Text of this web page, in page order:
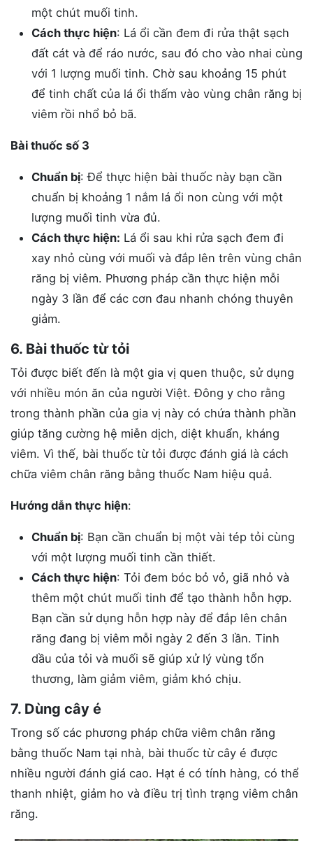
một chút muối tinh.
Cách thực hiện: Lá ổi cần đem đi rửa thật sạch
đất cát và để ráo nước, sau đó cho vào nhai cùng
với 1 lượng muối tinh. Chờ sau khoảng 15 phút
để tinh chất của lá ổi thấm vào vùng chân răng bị
viêm rồi nhổ bỏ bã.
Bài thuốc số 3
Chuẩn bị: Để thực hiện bài thuốc này bạn cần
chuẩn bị khoảng 1 nắm lá ổi non cùng với một
lượng muối tinh vừa đủ.
Cách thực hiện: Lá ổi sau khi rửa sạch đem đi
xay nhỏ cùng với muối và đắp lên trên vùng chân
răng bị viêm. Phương pháp cần thực hiện mỗi
ngày 3 lần để các cơn đau nhanh chóng thuyên
giảm.
6. Bài thuốc từ tỏi
Tỏi được biết đến là một gia vị quen thuộc, sử dụng
với nhiều món ăn của người Việt. Đông y cho rằng
trong thành phần của gia vị này có chứa thành phần
giúp tăng cường hệ miễn dịch, diệt khuẩn, kháng
viêm. Vì thế, bài thuốc từ tỏi được đánh giá là cách
chữa viêm chân răng bằng thuốc Nam hiệu quả.
Hướng dẫn thực hiện:
Chuẩn bị: Bạn cần chuẩn bị một vài tép tỏi cùng
với một lượng muối tinh cần thiết.
Cách thực hiện: Tỏi đem bóc bỏ vỏ, giã nhỏ và
thêm một chút muối tinh để tạo thành hỗn hợp.
Bạn cần sử dụng hỗn hợp này để đắp lên chân
răng đang bị viêm mỗi ngày 2 đến 3 lần. Tinh
dầu của tỏi và muối sẽ giúp xử lý vùng tổn
thương, làm giảm viêm, giảm khó chịu.
7. Dùng cây é
Trong số các phương pháp chữa viêm chân răng
bằng thuốc Nam tại nhà, bài thuốc từ cây é được
nhiều người đánh giá cao. Hạt é có tính hàng, có thể
thanh nhiệt, giảm ho và điều trị tình trạng viêm chân
răng.